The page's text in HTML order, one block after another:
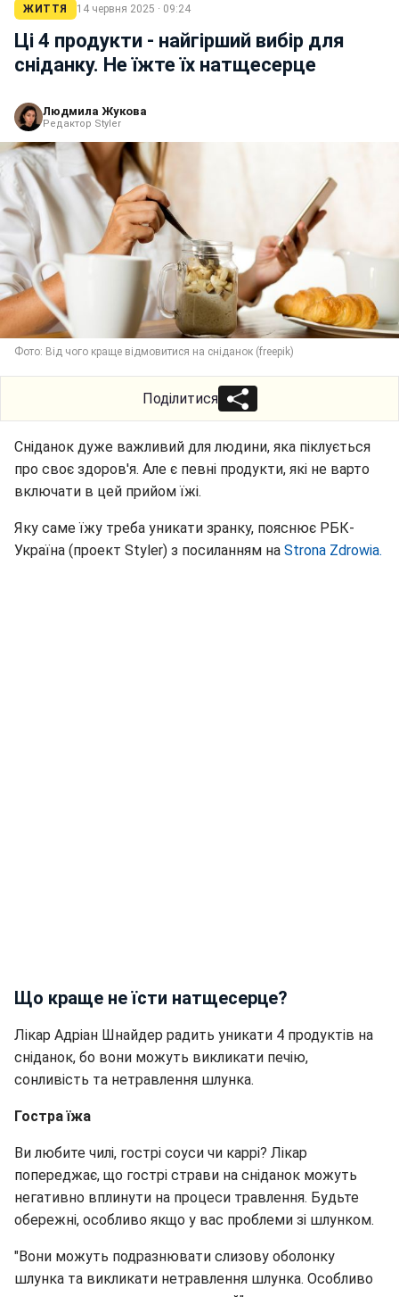
ЖИТТЯ 14 червня 2025 · 09:24
Ці 4 продукти - найгірший вибір для
сніданку. Не їжте їх натщесерце
Людмила Жукова
Редактор Styler
Фото: Від чого краще відмовитися на сніданок (freepik)
Поділитися
Сніданок дуже важливий для людини, яка піклується
про своє здоров'я. Але є певні продукти, які не варто
включати в цей прийом їжі.
Яку саме їжу треба уникати зранку, пояснює РБК-
Україна (проект Styler) з посиланням на Strona Zdrowia.
Що краще не їсти натщесерце?
Лікар Адріан Шнайдер радить уникати 4 продуктів на
сніданок, бо вони можуть викликати печію,
сонливість та нетравлення шлунка.
Гостра їжа
Ви любите чилі, гострі соуси чи каррі? Лікар
попереджає, що гострі страви на сніданок можуть
негативно вплинути на процеси травлення. Будьте
обережні, особливо якщо у вас проблеми зі шлунком.
"Вони можуть подразнювати слизову оболонку
шлунка та викликати нетравлення шлунка. Особливо